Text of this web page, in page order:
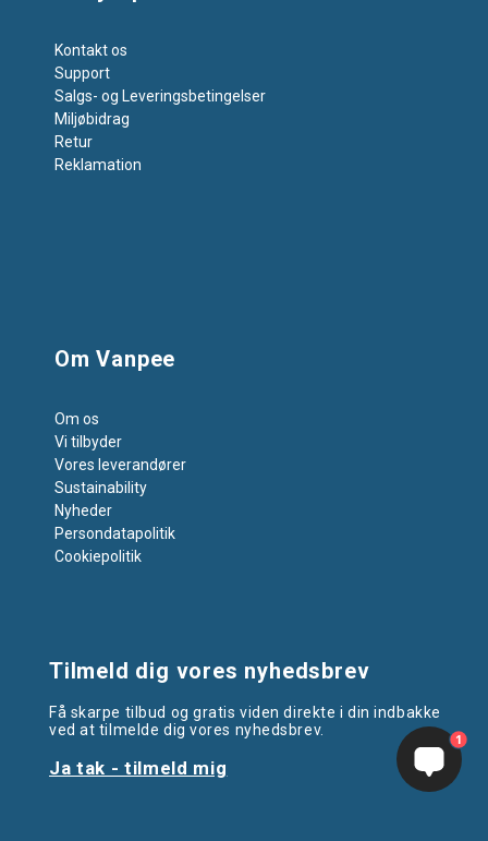
Kontakt os
Support
Salgs- og Leveringsbetingelser
Miljøbidrag
Retur
Reklamation
Om Vanpee
Om os
Vi tilbyder
Vores leverandører
Sustainability
Nyheder
Persondatapolitik
Cookiepolitik
Tilmeld dig vores nyhedsbrev
Få skarpe tilbud og gratis viden direkte i din indbakke
ved at tilmelde dig vores nyhedsbrev.
Ja tak - tilmeld mig
1